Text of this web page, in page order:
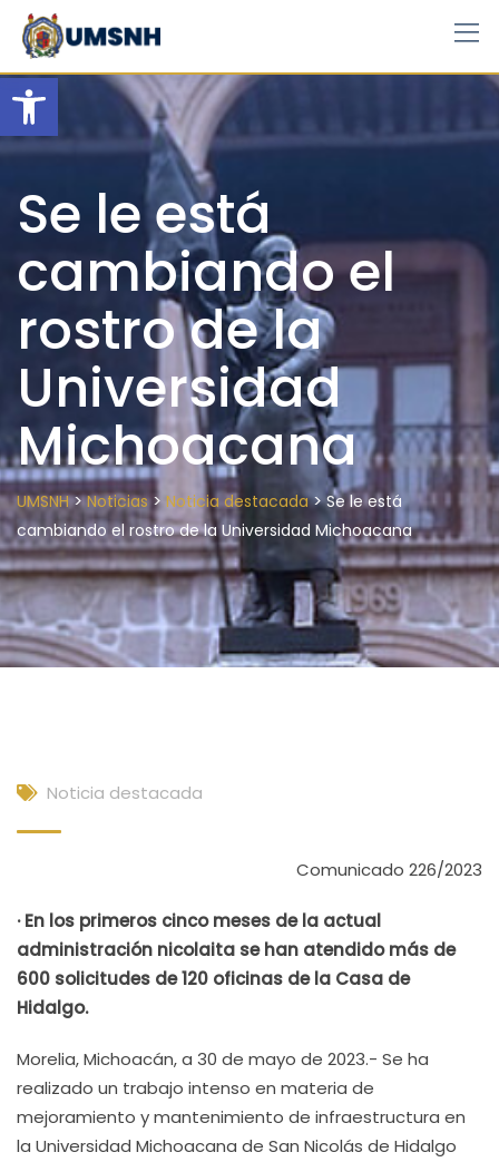
Open toolbar
Skip
content
Se le está
cambiando el
rostro de la
Universidad
Michoacana
UMSNH>Noticias> Noticia destacada>Se le está
cambiando el rostro de la Universidad Michoacana
Noticia destacada
Comunicado 226/2023
· En los primeros cinco meses de la actual
administración nicolaita se han atendido más de
600 solicitudes de 120 oficinas de la Casa de
Hidalgo.
Morelia, Michoacán, a 30 de mayo de 2023.- Se ha
realizado un trabajo intenso en materia de
mejoramiento y mantenimiento de infraestructura en
la Universidad Michoacana de San Nicolás de Hidalgo